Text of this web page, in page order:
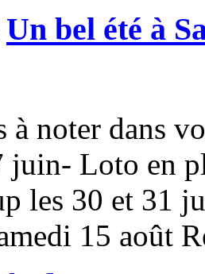
Un bel été à
à noter dans
juin- Loto en
les 30 et 31
15 août